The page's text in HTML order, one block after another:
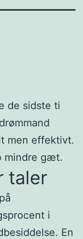
de sidste ti
men effektivt.
mindre gæt.
taler
i
En